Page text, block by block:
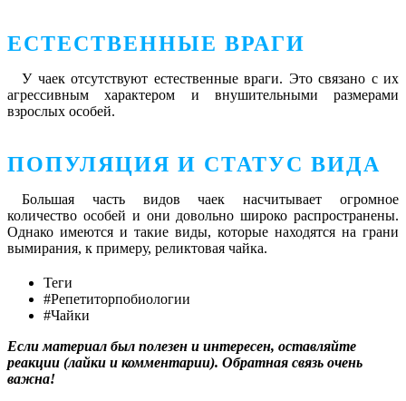
ЕСТЕСТВЕННЫЕ ВРАГИ
У чаек отсутствуют естественные враги. Это связано с их
агрессивным характером и внушительными размерами
взрослых особей.
ПОПУЛЯЦИЯ И СТАТУС ВИДА
Большая часть видов чаек насчитывает огромное
количество особей и они довольно широко распространены.
Однако имеются и такие виды, которые находятся на грани
вымирания, к примеру, реликтовая чайка.
Теги
#Репетиторпобиологии
#Чайки
Если материал был полезен и интересен, оставляйте
реакции (лайки и комментарии). Обратная связь очень
важна!